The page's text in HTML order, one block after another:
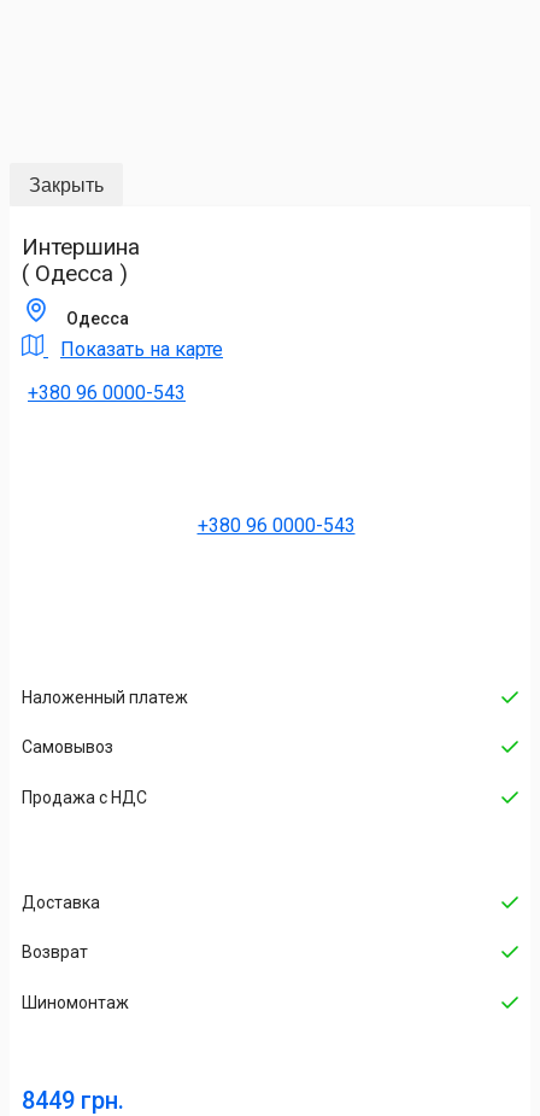
Закрыть
Интершина
( Одесса )
Одесса
Показать на карте
+380 96 0000-543
+380 96 0000-543
Наложенный платеж
Cамовывоз
Продажа с НДС
Доставка
Возврат
Шиномонтаж
8449 грн.